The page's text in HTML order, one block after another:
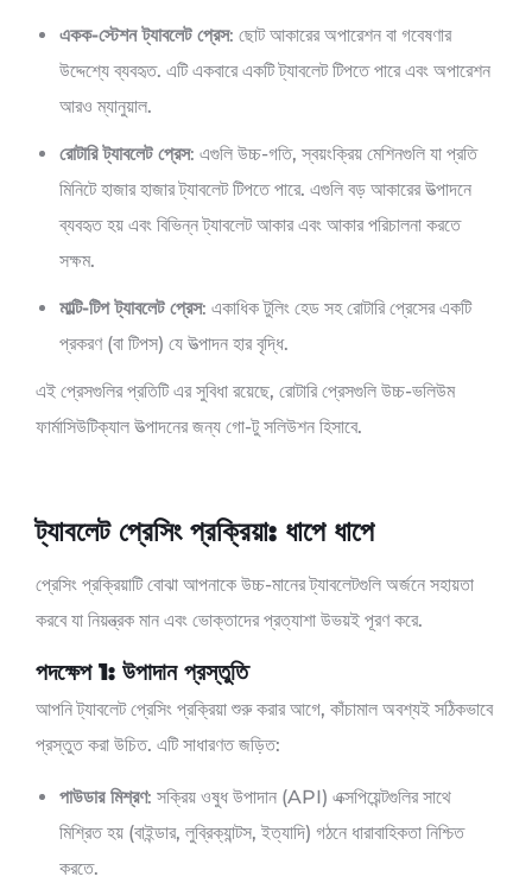
একক-স্টেশন ট্যাবলেট প্রেস: ছোট আকারের অপারেশন বা গবেষণার
উদ্দেশ্যে ব্যবহৃত. এটি একবারে একটি ট্যাবলেট টিপতে পারে এবং অপারেশন
আরও ম্যানুয়াল.
রোটারি ট্যাবলেট প্রেস: এগুলি উচ্চ-গতি, স্বয়ংক্রিয় মেশিনগুলি যা প্রতি
মিনিটে হাজার হাজার ট্যাবলেট টিপতে পারে. এগুলি বড় আকারের উত্পাদনে
ব্যবহৃত হয় এবং বিভিন্ন ট্যাবলেট আকার এবং আকার পরিচালনা করতে
সক্ষম.
মাল্টি-টিপ ট্যাবলেট প্রেস: একাধিক টুলিং হেড সহ রোটারি প্রেসের একটি
প্রকরণ (বা টিপস) যে উত্পাদন হার বৃদ্ধি.
এই প্রেসগুলির প্রতিটি এর সুবিধা রয়েছে, রোটারি প্রেসগুলি উচ্চ-ভলিউম
ফার্মাসিউটিক্যাল উত্পাদনের জন্য গো-টু সলিউশন হিসাবে.
ট্যাবলেট প্রেসিং প্রক্রিয়া: ধাপে ধাপে
প্রেসিং প্রক্রিয়াটি বোঝা আপনাকে উচ্চ-মানের ট্যাবলেটগুলি অর্জনে সহায়তা
করবে যা নিয়ন্ত্রক মান এবং ভোক্তাদের প্রত্যাশা উভয়ই পূরণ করে.
পদক্ষেপ 1: উপাদান প্রস্তুতি
আপনি ট্যাবলেট প্রেসিং প্রক্রিয়া শুরু করার আগে, কাঁচামাল অবশ্যই সঠিকভাবে
প্রস্তুত করা উচিত. এটি সাধারণত জড়িত:
পাউডার মিশ্রণ: সক্রিয় ওষুধ উপাদান (API) এক্সপিয়েন্টগুলির সাথে
মিশ্রিত হয় (বাইন্ডার, লুব্রিক্যান্টস, ইত্যাদি) গঠনে ধারাবাহিকতা নিশ্চিত
করতে.